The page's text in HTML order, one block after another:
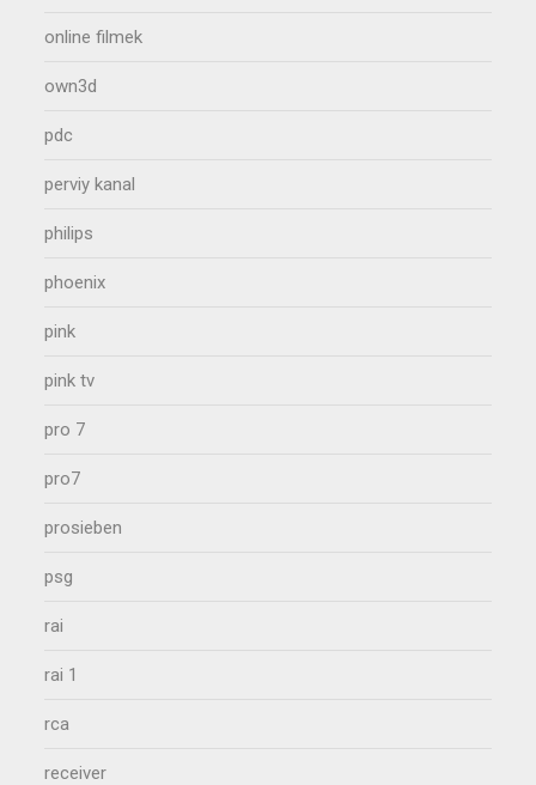
online filmek
own3d
pdc
perviy kanal
philips
phoenix
pink
pink tv
pro 7
pro7
prosieben
psg
rai
rai 1
rca
receiver